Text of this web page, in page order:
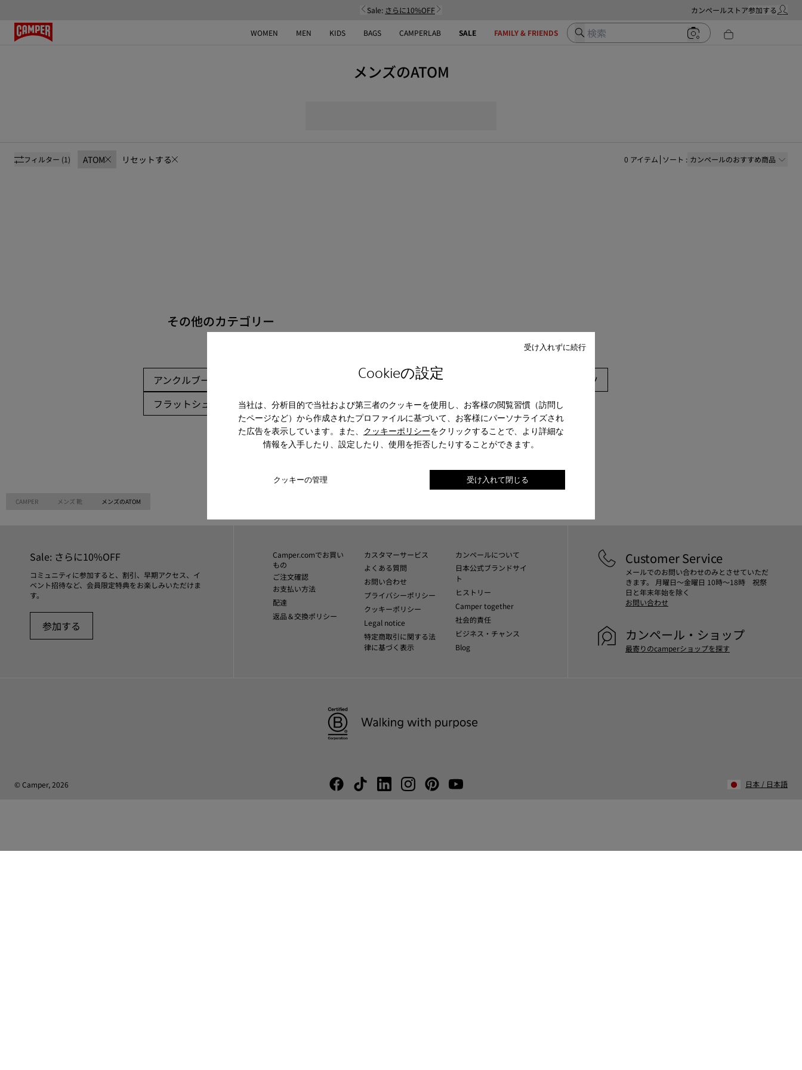
Cookieの設定
当社は、分析目的で当社および第三者のクッキーを使用し、お客様の閲覧習慣（訪問し
たページなど）から作成されたプロファイルに基づいて、お客様にパーソナライズされ
た広告を表示しています。また、 クッキーポリシーをクリックすることで、より詳細な
情報を入手したり、設定したり、使用を拒否したりすることができます。
クッキーの管理
受け入れずに続行
受け入れて閉じる
Sale: さらに10%OFF カンペールストア参加するマイ・
WOMEN
MEN KIDS BAGS CAMPERLAB SALE FAMILY & FRIENDS 検索
メンズのATOM
フィルター (1) ATOM リセットする 0 アイテム ソート : カンペールのおすすめ商品
その他のカテゴリー
アンクルブーツ バレエシューズ Lace-Up
ブーツ
フラットシューズ
カジュアルシューズ スニーカー フォーマルシューズ
CAMPER メンズ 靴 メンズのATOM
Sale: さらに10%OFF
コミュニティに参加すると、割引、早期アクセス、イ
ベント招待など、会員限定特典をお楽しみいただけま
す。
参加する
Camper.comでお買い
もの
ご注文確認
お支払い方法
配達
返品＆交換ポリシー
カスタマーサービス
よくある質問
お問い合わせ
プライバシーポリシー
クッキーポリシー
Legal notice
特定商取引に関する法
律に基づく表示
カンペールについて
日本公式ブランドサイ
ト
ヒストリー
Camper together
社会的責任
ビジネス・チャンス
Blog
Customer Service
メールでのお問い合わせのみとさせていただ
きます。 月曜日～金曜日 10時～18時 祝祭
日と年末年始を除く
お問い合わせ
カンペール・ショップ
最寄りのcamperショップを探す
© Camper, 2026 日本 / 日本語